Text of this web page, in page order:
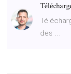
des ...